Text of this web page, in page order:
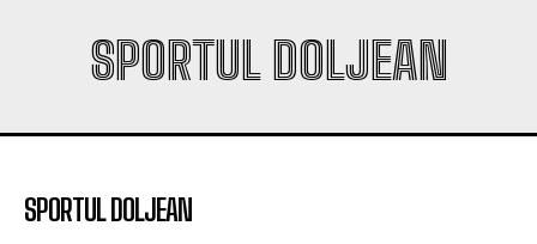
SPORTUL DOLJEAN
SPORTUL DOLJEAN